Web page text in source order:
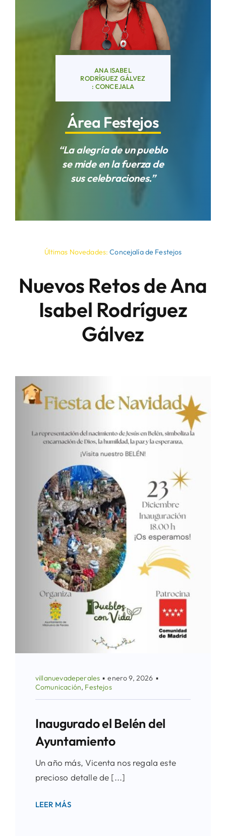
ANA ISABEL
RODRÍGUEZ GÁLVEZ
: CONCEJALA
Área Festejos
“La alegría de un pueblo
se mide en la fuerza de
sus celebraciones.”
Últimas Novedades: Concejalía de Festejos
Nuevos Retos de Ana
Isabel Rodríguez
Gálvez
villanuevadeperales ▪ enero 9, 2026 ▪
Comunicación, Festejos
Inaugurado el Belén del
Ayuntamiento
Un año más, Vicenta nos regala este
precioso detalle de [...]
LEER MÁS